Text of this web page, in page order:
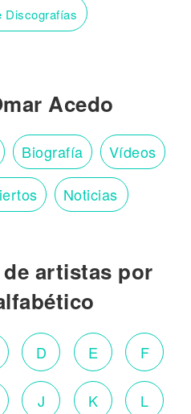
Discografías
Acedo
Biografía Vídeos
Noticias
artistas por
D E F
J K L